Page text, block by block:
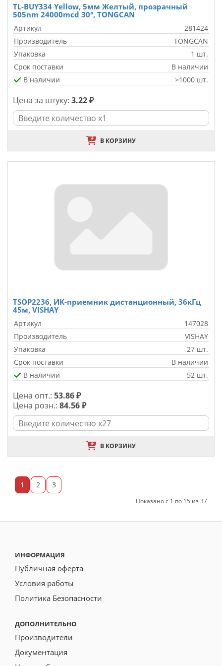
TL-BUY334 Yellow, 5мм Желтый, прозрачный
505nm 24000mcd 30°, TONGCAN
Артикул
281424
Производитель
TONGCAN
Упаковка
1 шт.
Срок поставки
В наличии
В наличии
>1000 шт.
Цена за штуку: 3.22 ₽
В КОРЗИНУ
TSOP2236, ИК-приемник дистанционный, 36кГц
45м, VISHAY
Артикул
147028
Производитель
VISHAY
Упаковка
27 шт.
Срок поставки
В наличии
В наличии
52 шт.
Цена опт.: 53.86 ₽
Цена розн.: 84.56 ₽
В КОРЗИНУ
1 2 3
Показано с 1 по 15 из 37
ИНФОРМАЦИЯ
Публичная оферта
Условия работы
Политика Безопасности
ДОПОЛНИТЕЛЬНО
Производители
Документация